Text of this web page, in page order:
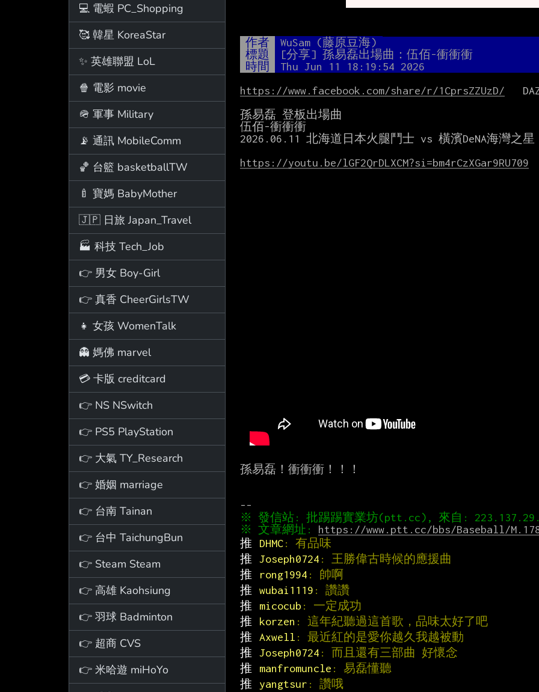
💻 電蝦 PC_Shopping
🥰 韓星 KoreaStar
✨ 英雄聯盟 LoL
🍿 電影 movie
🪖 軍事 Military
📡 通訊 MobileComm
🏀 台籃 basketballTW
🍼 寶媽 BabyMother
🇯🇵 日旅 Japan_Travel
🏭 科技 Tech_Job
👉 男女 Boy-Girl
👉 真香 CheerGirlsTW
👧 女孩 WomenTalk
👻 媽佛 marvel
💳 卡版 creditcard
👉 NS NSwitch
👉 PS5 PlayStation
👉 大氣 TY_Research
👉 婚姻 marriage
👉 台南 Tainan
👉 台中 TaichungBun
👉 Steam Steam
👉 高雄 Kaohsiung
👉 羽球 Badminton
👉 超商 CVS
👉 米哈遊 miHoYo
作者
WuSam (藤原豆海)
標題
[分享] 孫易磊出場曲：伍佰-衝衝衝
時間
Thu Jun 11 18:19:54 2026
https://www.facebook.com/share/r/1CprsZZUzD/
孫易磊 登板出場曲
伍佰-衝衝衝
2026.06.11 北海道日本火腿鬥士 vs 橫濱DeNA海灣之星
https://youtu.be/lGF2QrDLXCM?si=bm4rCzXGar9RU709
孫易磊！衝衝衝！！！
※ 文章網址: https://www.ptt.cc/bbs/Baseball/
推
DHMC: 有品味
推 Joseph0724 : 王勝偉古時候的應援曲
推
rong1994 : 帥啊
推 wubai1119 : 讚讚
推
micocub : 一定成功
推
korzen : 這年紀聽過這首歌，品味太好了吧
推 Axwell : 最近紅的是愛你越久我越被動
推 Joseph0724 : 而且還有三部曲 好懷念
推
manfromuncle : 易磊懂聽
推
yangtsur : 讚哦